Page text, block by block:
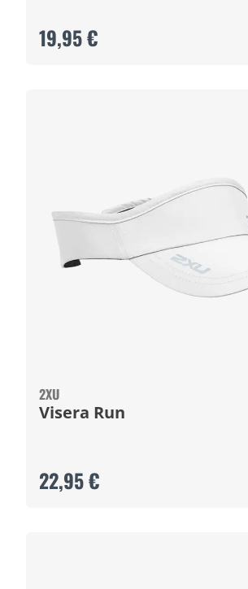
19,95 €
2XU
Visera Run
22,95 €